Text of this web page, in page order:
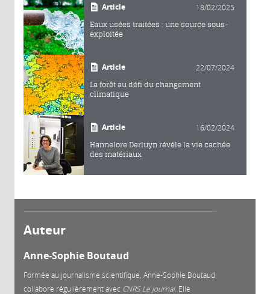
Article 18/02/2025
Eaux usées traitées : une source sous-
exploitée
Article 22/07/2024
La forêt au défi du changement
climatique
Article 16/02/2024
Hannelore Derluyn révèle la vie cachée
des matériaux
Auteur
Anne-Sophie Boutaud
Formée au journalisme scientifique, Anne-Sophie Boutaud
collabore régulièrement avec CNRS Le Journal. Elle